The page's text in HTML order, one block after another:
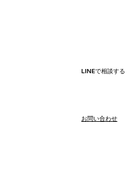
LINEで相談する
​お問い合わせ